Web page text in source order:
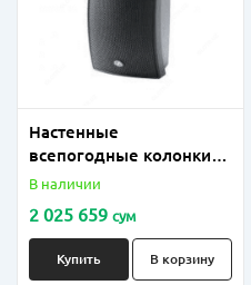
Настенные
всепогодные колонки
DAS 20-60 Вт
В наличии
2 025 659 сум
Купить В корзину